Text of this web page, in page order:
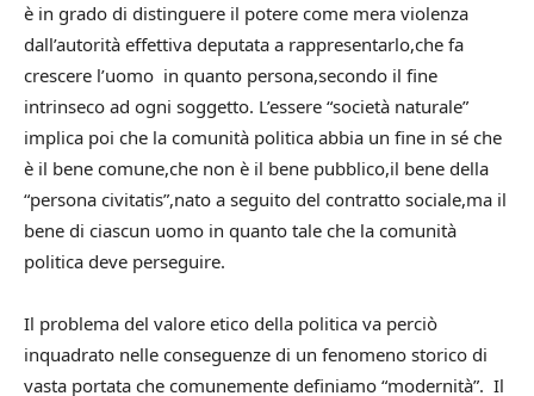
è in grado di distinguere il potere come mera violenza
dall’autorità effettiva deputata a rappresentarlo,che fa
crescere l’uomo in quanto persona,secondo il fine
intrinseco ad ogni soggetto. L’essere “società naturale”
implica poi che la comunità politica abbia un fine in sé che
è il bene comune,che non è il bene pubblico,il bene della
“persona civitatis”,nato a seguito del contratto sociale,ma il
bene di ciascun uomo in quanto tale che la comunità
politica deve perseguire.
Il problema del valore etico della politica va perciò
inquadrato nelle conseguenze di un fenomeno storico di
vasta portata che comunemente definiamo “modernità”. Il